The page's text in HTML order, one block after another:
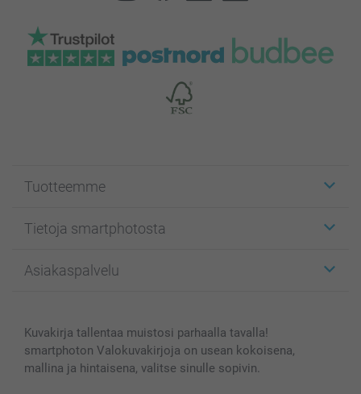
Tuotteemme
Kuvakortit
Kuvakirjat
Kännykkä & Tabletti
MyNameBook
Tietoja smartphotosta
Affiliate ohjelma
Sivukartta
Ehdot/takuut
Asiakaspalvelu
smartbonus
Hinnat & maksutavat
Kuvakirja tallentaa muistosi parhaalla tavalla!
smartphoton Valokuvakirjoja on usean kokoisena,
mallina ja hintaisena, valitse sinulle sopivin.